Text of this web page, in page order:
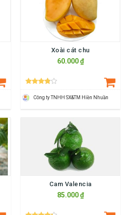
Xoài cát chu
60.000 ₫
Công ty TNHH SX&TM Hiền Nhuần
Cam Valencia
85.000 ₫